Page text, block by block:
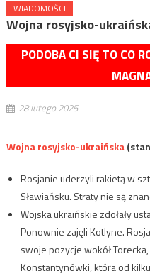
WIADOMOŚCI
Wojna rosyjsko-
PODOBA CI SIĘ TO CO
28 lutego 2025
Wojna rosyjsko-ukraińska
Rosjanie uderzyli rakietą w
Sławiańsku. Straty nie są
Wojska ukraińskie zdołały
Ponownie zajęli Kotlyne.
swoje pozycje wokół
Konstantynówki, która od